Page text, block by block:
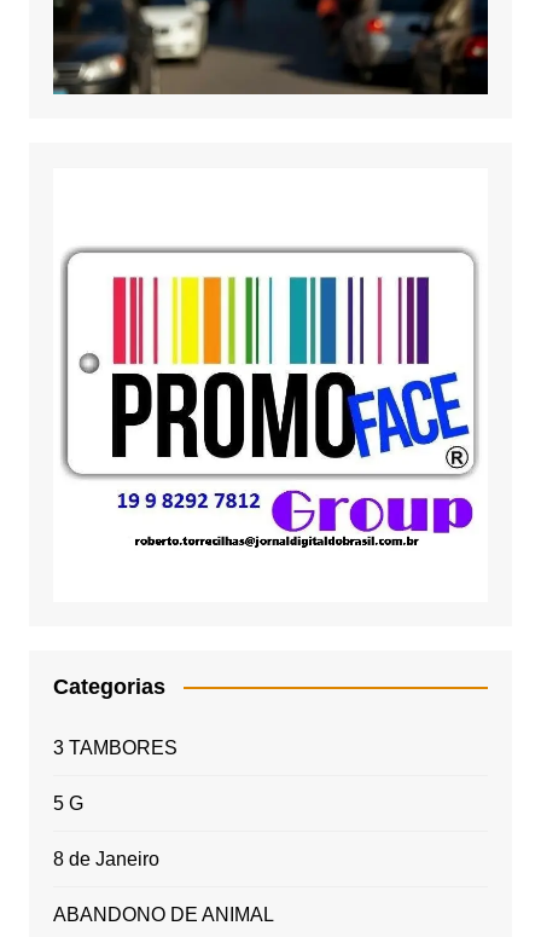
Categorias
3 TAMBORES
5 G
8 de Janeiro
ABANDONO DE ANIMAL